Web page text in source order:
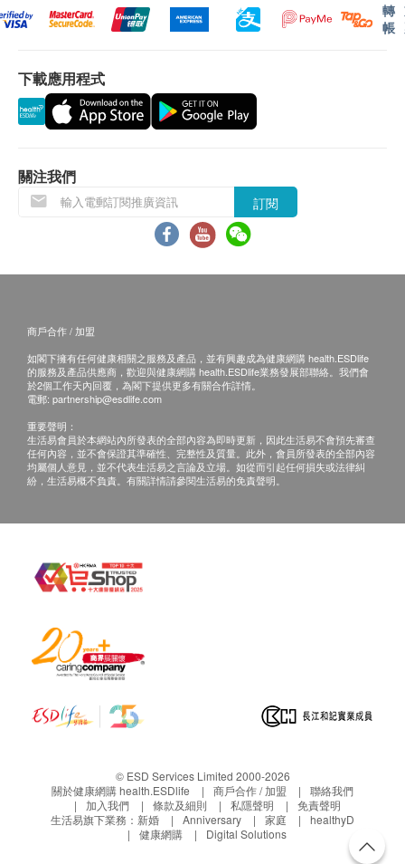
轉
帳
下載應用程式
關注我們
訂閱
商戶合作 / 加盟
如閣下擁有任何健康相關之服務及產品，並有興趣成為健康網購 health.ESDlife
的服務及產品供應商，歡迎與健康網購 health.ESDlife業務發展部聯絡。我們會
於2個工作天內回覆，為閣下提供更多有關合作詳情。
電郵: partnership@esdlife.com
重要聲明：
生活易會員於本網站內所發表的全部內容為即時更新，因此生活易不會預先審查
任何內容，並不會保證其準確性、完整性及質量。此外，會員所發表的全部內容
均屬個人意見，並不代表生活易之言論及立場。如從而引起任何損失或法律糾
紛，生活易概不負責。有關詳情請參閱生活易的免責聲明。
© ESD Services Limited 2000-2026
關於健康網購 health.ESDlife
商戶合作 / 加盟
聯絡我們
加入我們
條款及細則 私隱聲明
免責聲明
生活易旗下業務： 新婚 Anniversary 家庭
healthyD
健康網購
Digital Solutions